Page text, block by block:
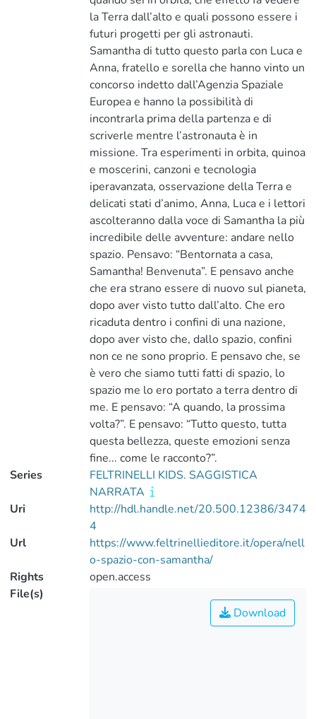
la Terra dall’alto e quali possono essere i
futuri progetti per gli astronauti.
Samantha di tutto questo parla con Luca e
Anna, fratello e sorella che hanno vinto un
concorso indetto dall’Agenzia Spaziale
Europea e hanno la possibilità di
incontrarla prima della partenza e di
scriverle mentre l’astronauta è in
missione. Tra esperimenti in orbita, quinoa
e moscerini, canzoni e tecnologia
iperavanzata, osservazione della Terra e
delicati stati d’animo, Anna, Luca e i lettori
ascolteranno dalla voce di Samantha la più
incredibile delle avventure: andare nello
spazio. Pensavo: “Bentornata a casa,
Samantha! Benvenuta”. E pensavo anche
che era strano essere di nuovo sul pianeta,
dopo aver visto tutto dall’alto. Che ero
ricaduta dentro i confini di una nazione,
dopo aver visto che, dallo spazio, confini
non ce ne sono proprio. E pensavo che, se
è vero che siamo tutti fatti di spazio, lo
spazio me lo ero portato a terra dentro di
me. E pensavo: “A quando, la prossima
volta?”. E pensavo: “Tutto questo, tutta
questa bellezza, queste emozioni senza
fine... come le racconto?”.
Series
FELTRINELLI KIDS. SAGGISTICA
NARRATA
Uri
http://hdl.handle.net/20.500.12386/3474
4
Url
https://www.feltrinellieditore.it/opera/nell
o-spazio-con-samantha/
Rights
open.access
File(s)
Download